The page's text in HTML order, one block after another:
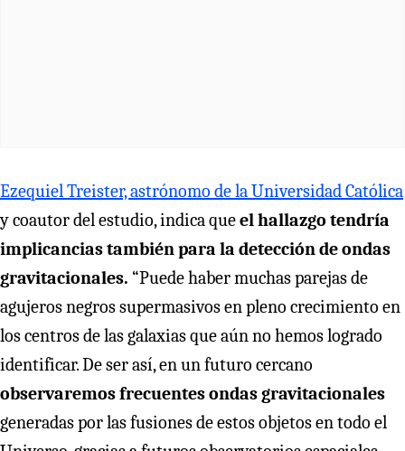
Ezequiel Treister, astrónomo de la Universidad Católica
y coautor del estudio, indica queel hallazgo tendría
implicancias también para la detección de ondas
gravitacionales. “Puede haber muchas parejas de
agujeros negros supermasivos en pleno crecimiento en
los centros de las galaxias que aún no hemos logrado
identificar. De ser así, en un futuro cercano
observaremos frecuentes ondas gravitacionales
generadas por las fusiones de estos objetos en todo el